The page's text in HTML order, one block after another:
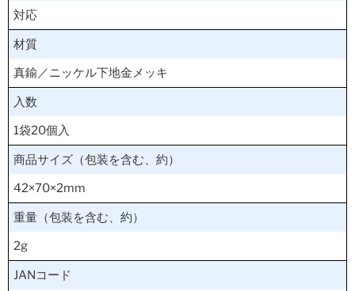
対応
材質
真鍮／ニッケル下地金メッキ
入数
1袋20個入
商品サイズ（包装を含む、約）
42×70×2mm
重量（包装を含む、約）
2g
JANコード